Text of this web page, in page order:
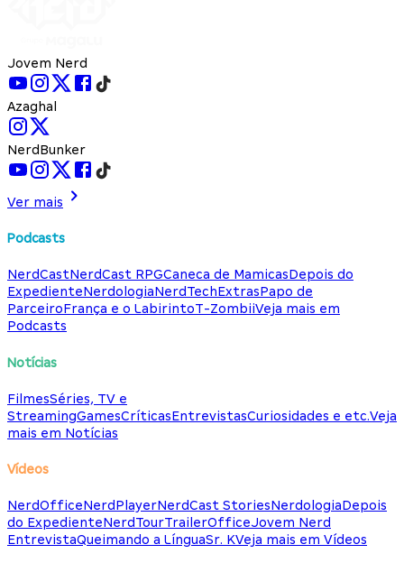
Jovem Nerd
Azaghal
NerdBunker
Ver mais
Podcasts
NerdCastNerdCast RPGCaneca de MamicasDepois do
ExpedienteNerdologiaNerdTechExtrasPapo de
ParceiroFrança e o LabirintoT-ZombiiVeja mais em
Podcasts
Notícias
FilmesSéries, TV e
StreamingGamesCríticasEntrevistasCuriosidades e etc.Veja
mais em Notícias
Vídeos
NerdOfficeNerdPlayerNerdCast StoriesNerdologiaDepois
do ExpedienteNerdTourTrailerOfficeJovem Nerd
EntrevistaQueimando a LínguaSr. KVeja mais em Vídeos